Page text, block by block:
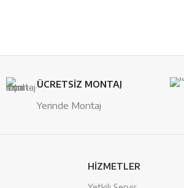
ÜCRETSİZ MONTAJ
Yerinde Montaj
HİZMETLER